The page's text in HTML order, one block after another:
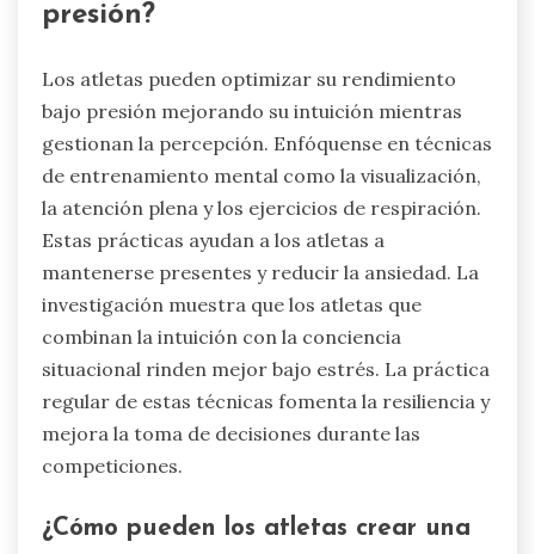
promoviendo una mentalidad positiva. El
respuestas fisiológicas, lo que permite un mejor
control sobre los síntomas de ansiedad. Juntos,
estas estrategias apoyan a los atletas en la
navegación efectiva del estrés.
¿Cuáles son las mejores
prácticas para que los atletas
optimicen su rendimiento bajo
presión?
bajo presión mejorando su intuición mientras